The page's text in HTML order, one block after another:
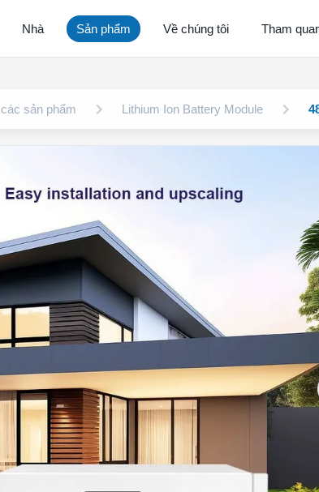
Nhà Sản phẩm Về chúng tôi Tham
các sản phẩm Lithium Ion Battery Module